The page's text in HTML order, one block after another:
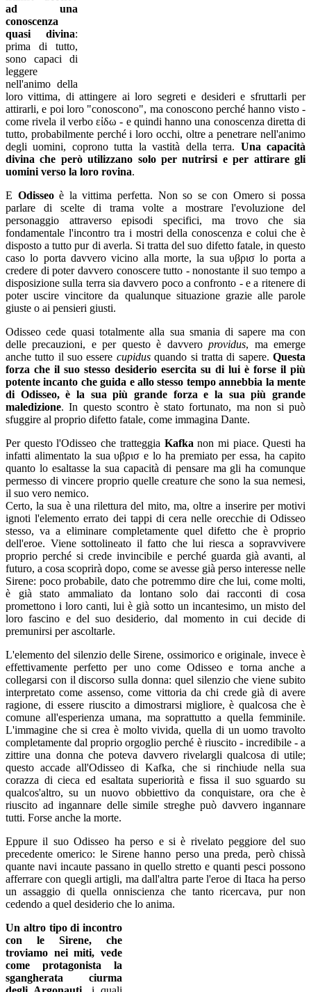
ad una
conoscenza
quasi divina:
prima di tutto,
sono capaci di
leggere
nell'animo della
loro vittima, di attingere ai loro segreti e desideri e sfruttarli per
attirarli, e poi loro "conoscono", ma conoscono perché hanno visto -
come rivela il verbo εἰδω - e quindi hanno una conoscenza diretta di
tutto, probabilmente perché i loro occhi, oltre a penetrare nell'animo
degli uomini, coprono tutta la vastità della terra. Una capacità
divina che però utilizzano solo per nutrirsi e per attirare gli
uomini verso la loro rovina.
E Odisseoè la vittima perfetta. Non so se con Omero si possa
parlare di scelte di trama volte a mostrare l'evoluzione del
personaggio attraverso episodi specifici, ma trovo che sia
fondamentale l'incontro tra i mostri della conoscenza e colui che è
disposto a tutto pur di averla. Si tratta del suo difetto fatale, in questo
caso lo porta davvero vicino alla morte, la sua υβρισ lo porta a
credere di poter davvero conoscere tutto - nonostante il suo tempo a
disposizione sulla terra sia davvero poco a confronto - e a ritenere di
poter uscire vincitore da qualunque situazione grazie alle parole
giuste o ai pensieri giusti.
Odisseo cede quasi totalmente alla sua smania di sapere ma con
delle precauzioni, e per questo è davveroprovidus, ma emerge
anche tutto il suo essere cupidusquando si tratta di sapere.Questa
forza che il suo stesso desiderio esercita su di lui è forse il più
potente incanto che guida e allo stesso tempo annebbia la mente
di Odisseo, è la sua più grande forza e la sua più grande
maledizione. In questo scontro è stato fortunato, ma non si può
sfuggire al proprio difetto fatale, come immagina Dante.
Per questo l'Odisseo che tratteggia Kafka non mi piace. Questi ha
infatti alimentato la sua υβρισ e lo ha premiato per essa, ha capito
quanto lo esaltasse la sua capacità di pensare ma gli ha comunque
permesso di vincere proprio quelle creature che sono la sua nemesi,
il suo vero nemico.
Certo, la sua è una rilettura del mito, ma, oltre a inserire per motivi
ignoti l'elemento errato dei tappi di cera nelle orecchie di Odisseo
stesso, va a eliminare completamente quel difetto che è proprio
dell'eroe. Viene sottolineato il fatto che lui riesca a sopravvivere
proprio perché si crede invincibile e perché guarda già avanti, al
futuro, a cosa scoprirà dopo, come se avesse già perso interesse nelle
Sirene: poco probabile, dato che potremmo dire che lui, come molti,
è già stato ammaliato da lontano solo dai racconti di cosa
promettono i loro canti, lui è già sotto un incantesimo, un misto del
loro fascino e del suo desiderio, dal momento in cui decide di
premunirsi per ascoltarle.
L'elemento del silenzio delle Sirene, ossimorico e originale, invece è
effettivamente perfetto per uno come Odisseo e torna anche a
collegarsi con il discorso sulla donna: quel silenzio che viene subito
interpretato come assenso, come vittoria da chi crede già di avere
ragione, di essere riuscito a dimostrarsi migliore, è qualcosa che è
comune all'esperienza umana, ma soprattutto a quella femminile.
L'immagine che si crea è molto vivida, quella di un uomo travolto
completamente dal proprio orgoglio perché è riuscito - incredibile - a
zittire una donna che poteva davvero rivelargli qualcosa di utile;
questo accade all'Odisseo di Kafka, che si rinchiude nella sua
corazza di cieca ed esaltata superiorità e fissa il suo sguardo su
qualcos'altro, su un nuovo obbiettivo da conquistare, ora che è
riuscito ad ingannare delle simile streghe può davvero ingannare
tutti. Forse anche la morte.
Eppure il suo Odisseo ha perso e si è rivelato peggiore del suo
precedente omerico: le Sirene hanno perso una preda, però chissà
quante navi incaute passano in quello stretto e quanti pesci possono
afferrare con quegli artigli, ma dall'altra parte l'eroe di Itaca ha perso
un assaggio di quella onniscienza che tanto ricercava, pur non
cedendo a quel desiderio che lo anima.
Un altro tipo di incontro
con le Sirene, che
troviamo nei miti, vede
come protagonista la
sgangherata ciurma